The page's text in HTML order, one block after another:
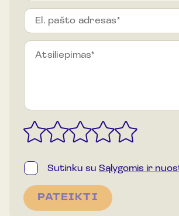
El. pašto adresas*
Atsiliepimas*
ti
ki
a
ki
m
s
V
a
S
u
t
i
k
* Sutinku su Sąlygomis ir
PATEIKTI